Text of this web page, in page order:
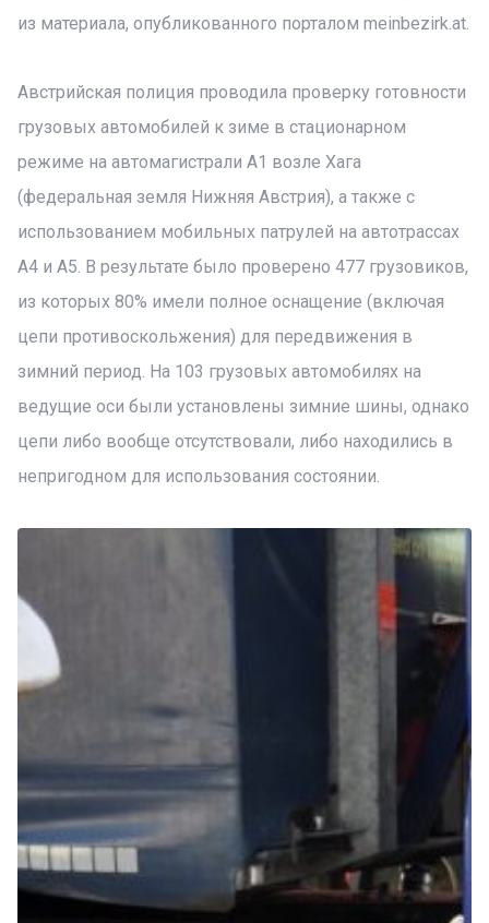
из материала, опубликованного порталом meinbezirk.at.
Австрийская полиция проводила проверку готовности
грузовых автомобилей к зиме в стационарном
режиме на автомагистрали A1 возле Хага
(федеральная земля Нижняя Австрия), а также с
использованием мобильных патрулей на автотрассах
A4 и A5. В результате было проверено 477 грузовиков,
из которых 80% имели полное оснащение (включая
цепи противоскольжения) для передвижения в
зимний период. На 103 грузовых автомобилях на
ведущие оси были установлены зимние шины, однако
цепи либо вообще отсутствовали, либо находились в
непригодном для использования состоянии.